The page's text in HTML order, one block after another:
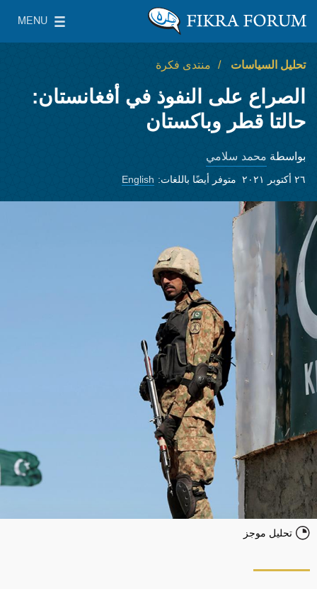
معهد واشنطن لسياسات الشرق الأدنى
MENU
Main Menu
تحليل السياسات منتدى فكرة
الصراع على النفوذ في أفغانستان:
حالتا قطر وباكستان
بواسطة محمد سلامي
٢٦ أكتوبر ٢٠٢١ متوفر أيضًا باللغات: English
تحليل موجز